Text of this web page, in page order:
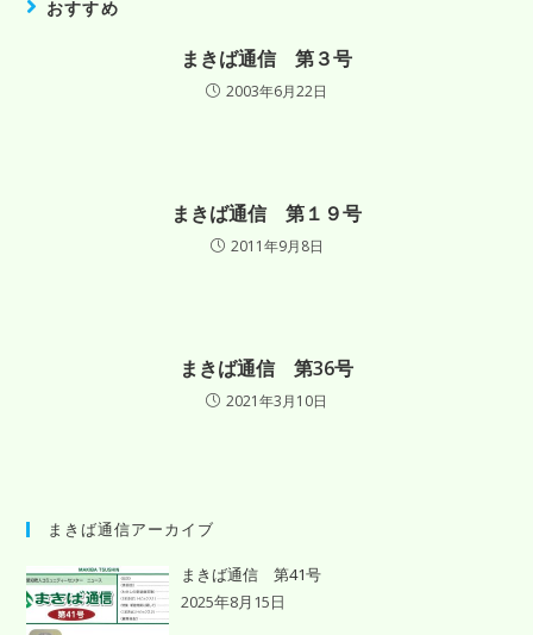
おすすめ
まきば通信 第３号
2003年6月22日
まきば通信 第１９号
2011年9月8日
まきば通信 第36号
2021年3月10日
まきば通信アーカイブ
まきば通信 第41号
2025年8月15日